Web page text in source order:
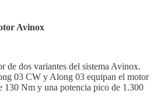
Avinox
de dos variantes del sistema Avinox.
03 CW y Along 03 equipan el motor
130 Nm y una potencia pico de 1.300